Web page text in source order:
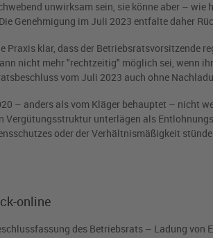
unwirksam sein, sie könne aber –
Genehmigung im Juli 2023 entfalte daher
Praxis klar, dass der Betriebsratsvorsitzende
nicht mehr "rechtzeitig" möglich sei, wenn
vom Juli 2023 auch ohne
– anders als vom Kläger behauptet – nicht
Vergütungsstruktur unterlägen als
oder der Verhältnismäßigkeit
online
des Betriebsrats – Ladung von